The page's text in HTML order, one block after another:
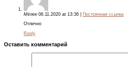
Мёлек 06.11.2020 at 13:36
Постоянная ссылка
Отлично
Reply
Оставить комментарий